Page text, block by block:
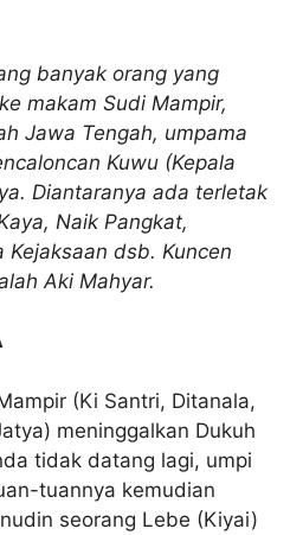
banyak orang yang
makam Sudi Mampir,
Jawa Tengah, umpama
Kuwu (Kepala
Diantaranya ada terletak
Naik Pangkat,
dsb. Kuncen
Aki Mahyar.
(Ki Santri, Ditanala,
meninggalkan Dukuh
tidak datang lagi, umpi
tuannya kemudian
seorang Lebe (Kiyai)